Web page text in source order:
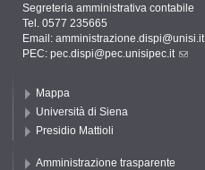
Segreteria amministrativa contabile
Tel. 0577 235665
Email: amministrazione.dispi@unisi.it
PEC: pec.dispi@pec.unisipec.it
Mappa
Università di Siena
Presidio Mattioli
Amministrazione trasparente